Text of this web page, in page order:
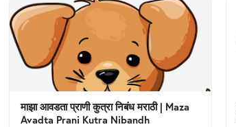
माझा आवडता प्राणी कुत्रा निबंध मराठी | Maza
Avadta Prani Kutra Nibandh